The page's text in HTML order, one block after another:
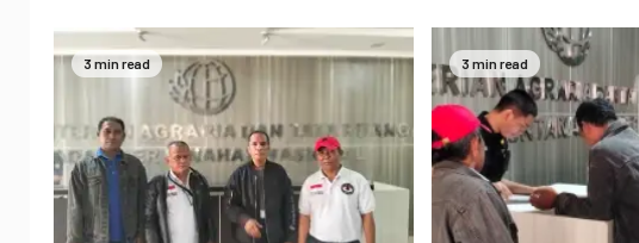
3 min read 3 min read